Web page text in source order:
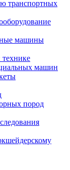
транспортных
машины
машин
пород